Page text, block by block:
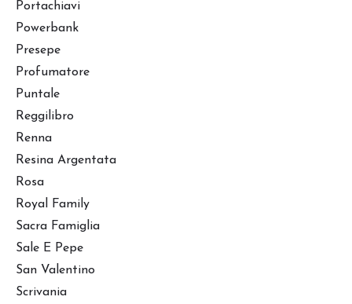
Portachiavi
Powerbank
Presepe
Profumatore
Puntale
Reggilibro
Renna
Resina Argentata
Rosa
Royal Family
Sacra Famiglia
Sale E Pepe
San Valentino
Scrivania